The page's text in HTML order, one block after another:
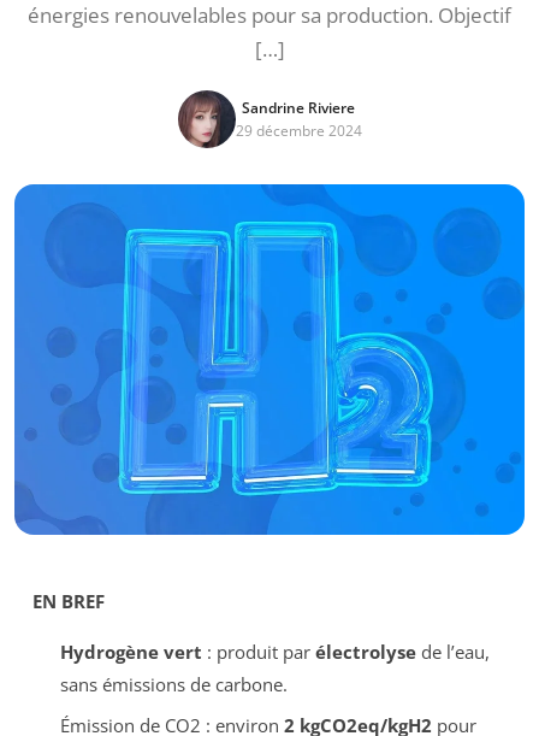
énergies renouvelables pour sa production. Objectif
[…]
Sandrine Riviere
29 décembre 2024
EN BREF
Hydrogène vert : produit par électrolysede l’eau,
sans émissions de carbone.
Émission de CO2 : environ 2 kgCO2eq/kgH2 pour